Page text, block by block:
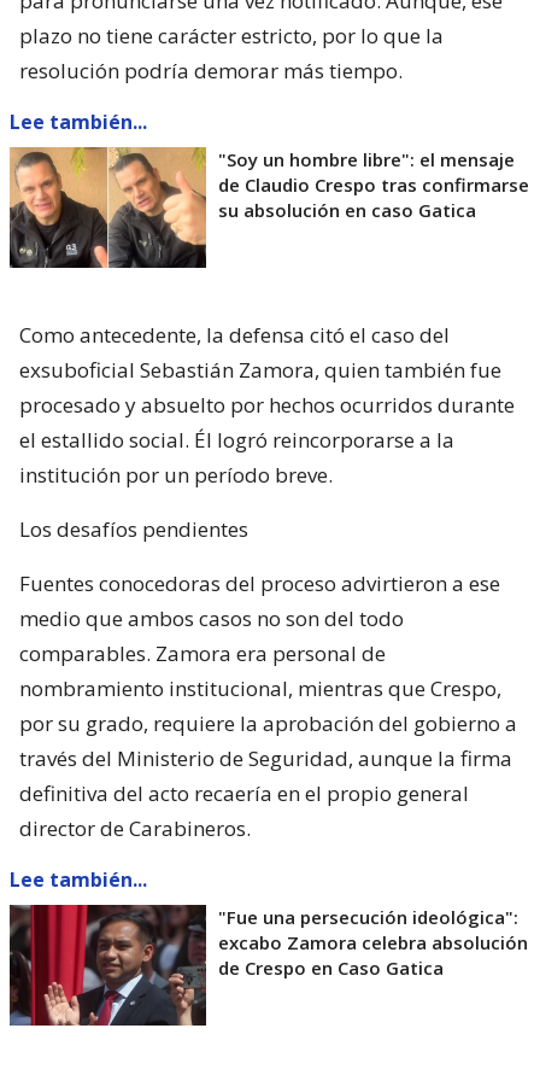
plazo no tiene carácter estricto, por lo que la
resolución podría demorar más tiempo.
Lee también...
"Soy un hombre libre": el mensaje
de Claudio Crespo tras confirmarse
su absolución en caso Gatica
Como antecedente, la defensa citó el caso del
exsuboficial Sebastián Zamora, quien también fue
procesado y absuelto por hechos ocurridos durante
el estallido social. Él logró reincorporarse a la
institución por un período breve.
Los desafíos pendientes
Fuentes conocedoras del proceso advirtieron a ese
medio que ambos casos no son del todo
comparables. Zamora era personal de
nombramiento institucional, mientras que Crespo,
por su grado, requiere la aprobación del gobierno a
través del Ministerio de Seguridad, aunque la firma
definitiva del acto recaería en el propio general
director de Carabineros.
Lee también...
"Fue una persecución ideológica":
excabo Zamora celebra absolución
de Crespo en Caso Gatica